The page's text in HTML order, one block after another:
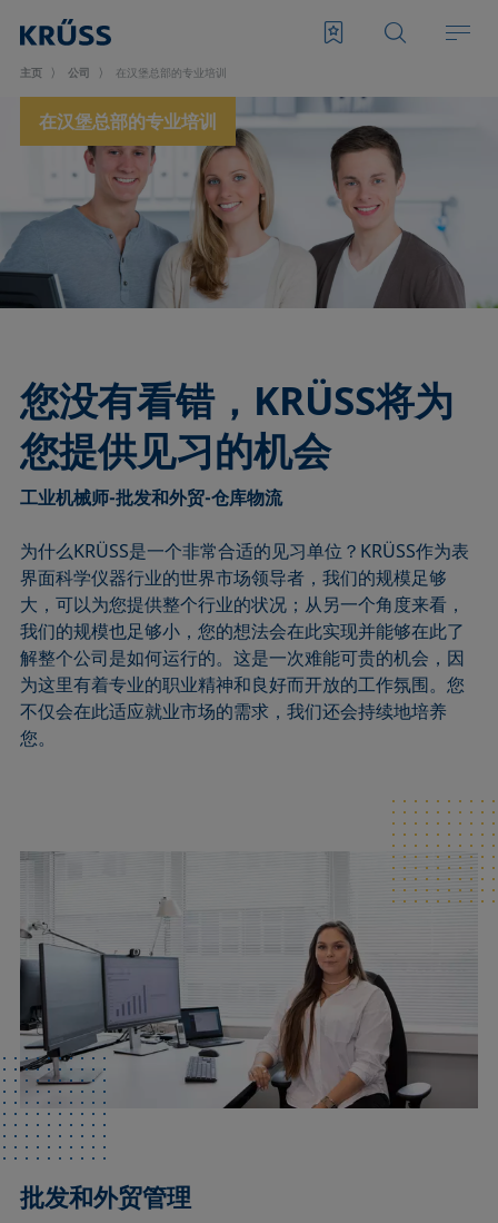
主页 公司 在汉堡总部的专业培训
在汉堡总部的专业培训
您没有看错，KRÜSS将为
您提供见习的机会
工业机械师-批发和外贸-仓库物流
为什么KRÜSS是一个非常合适的见习单位？KRÜSS作为表
界面科学仪器行业的世界市场领导者，我们的规模足够
大，可以为您提供整个行业的状况；从另一个角度来看，
我们的规模也足够小，您的想法会在此实现并能够在此了
解整个公司是如何运行的。这是一次难能可贵的机会，因
为这里有着专业的职业精神和良好而开放的工作氛围。您
不仅会在此适应就业市场的需求，我们还会持续地培养
您。
批发和外贸管理